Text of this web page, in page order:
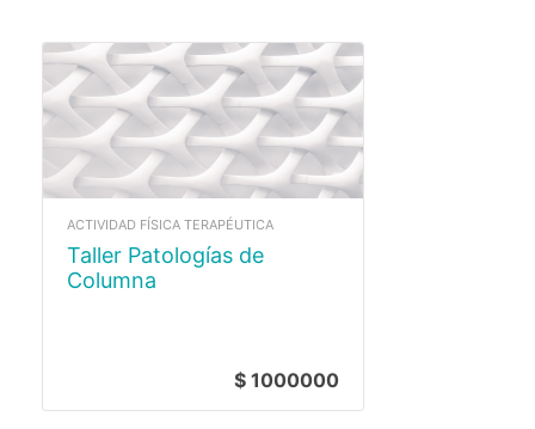
ACTIVIDAD FÍSICA TERAPÉUTICA
Taller Patologías de
Columna
$ 1000000